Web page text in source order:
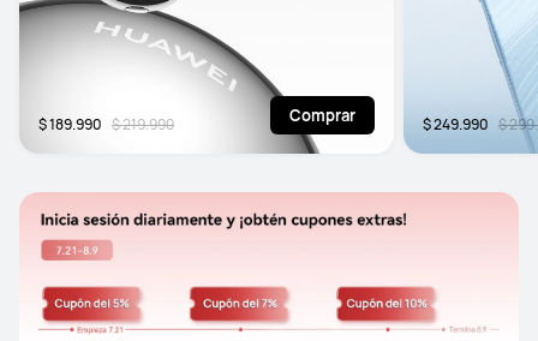
$ 189.990 $ 219.990 Comprar $ 249.990 $